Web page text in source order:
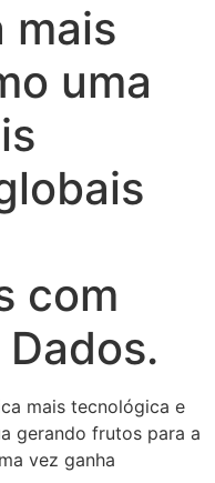
mais
uma
com
mais tecnológica e
gerando frutos para a
vez ganha